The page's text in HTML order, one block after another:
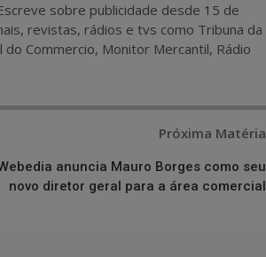
sobre publicidade desde 15 de
revistas, rádios e tvs como Tribuna da
Commercio, Monitor Mercantil, Rádio
Próxima Matéria
anuncia Mauro Borges como seu
novo diretor geral para a área comercial